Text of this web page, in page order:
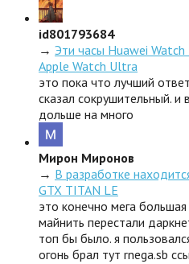
id801793684
→ Эти часы Huawei
Apple Watch Ultra
это пока что лучший
сказал сокрушительный.
дольше на много
Мирон Миронов
→ В разработке
GTX TITAN LE
это конечно мега
майнить перестали
топ бы было. я
огонь брал тут rnega.sb